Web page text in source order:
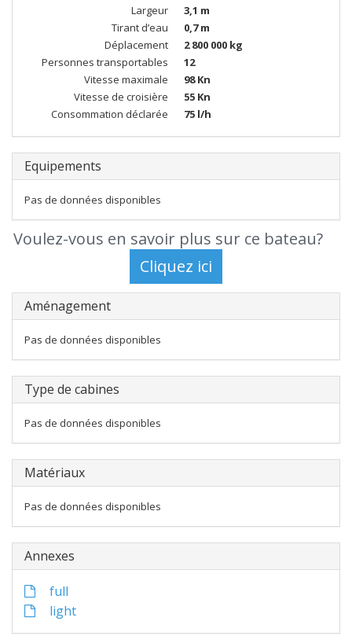
Largeur
3,1 m
Tirant d’eau
0,7 m
Déplacement
2 800 000 kg
Personnes transportables
12
Vitesse maximale
98 Kn
Vitesse de croisière
55 Kn
Consommation déclarée
75 l/h
Equipements
Pas de données disponibles
Voulez-vous en savoir plus sur ce bateau?
Aménagement
Pas de données disponibles
Type de cabines
Pas de données disponibles
Matériaux
Pas de données disponibles
Annexes
full
light